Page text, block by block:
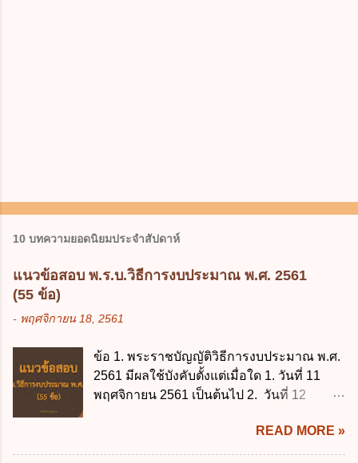
10 บทความยอดนิยมประจำสัปดาห์
แนวข้อสอบ พ.ร.บ.วิธีการงบประมาณ พ.ศ. 2561
(55 ข้อ)
- พฤศจิกายน 18, 2561
ข้อ 1. พระราชบัญญัติวิธีการงบประมาณ พ.ศ.
2561 มีผลใช้บังคับตั้งแต่เมื่อใด 1. วันที่ 11
พฤศจิกายน 2561 เป็นต้นไป 2. วันที่ 12
พฤศจิกายน 2561 เป็นต้นไป 4. วันที่ 14
พฤศจิกายน 2561 เป็นต้นไป ข้อ 2. พระราช
READ MORE »